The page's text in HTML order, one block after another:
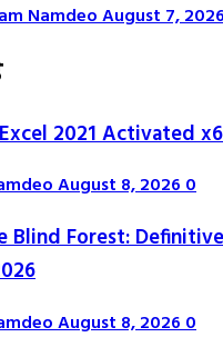
NamdeoAugust 7,
2021 Activated
August 8, 20260
Blind Forest:
August 8, 20260